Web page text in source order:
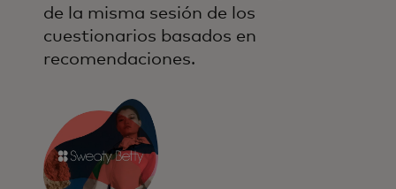
de la misma sesión de los
cuestionarios basados en
recomendaciones.